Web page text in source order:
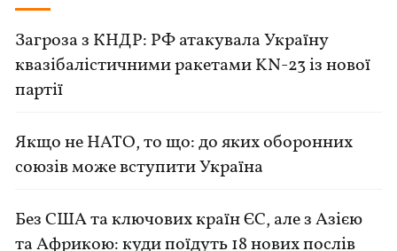
Загроза з КНДР: РФ атакувала Україну
квазібалістичними ракетами KN-23 із нової
партії
Якщо не НАТО, то що: до яких оборонних
союзів може вступити Україна
Без США та ключових країн ЄС, але з Азією
та Африкою: куди поїдуть 18 нових послів